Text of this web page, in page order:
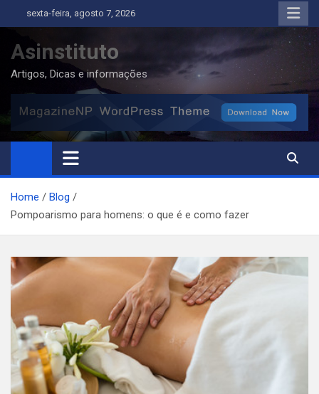
to
content
sexta-feira, agosto 7, 2026
Asinstituto
Artigos, Dicas e informações
Home
Blog
Pompoarismo para homens: o que é e como fazer